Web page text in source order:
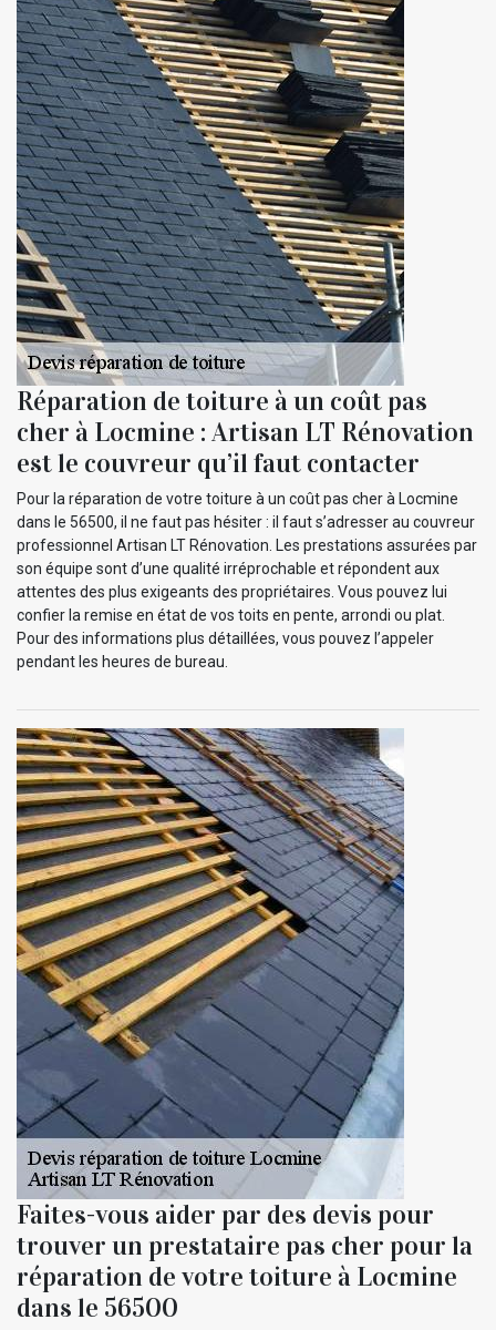
Réparation de toiture à un coût pas
cher à Locmine : Artisan LT Rénovation
est le couvreur qu’il faut contacter
Pour la réparation de votre toiture à un coût pas cher à Locmine
dans le 56500, il ne faut pas hésiter : il faut s’adresser au couvreur
professionnel Artisan LT Rénovation. Les prestations assurées par
son équipe sont d’une qualité irréprochable et répondent aux
attentes des plus exigeants des propriétaires. Vous pouvez lui
confier la remise en état de vos toits en pente, arrondi ou plat.
Pour des informations plus détaillées, vous pouvez l’appeler
pendant les heures de bureau.
Faites-vous aider par des devis pour
trouver un prestataire pas cher pour la
réparation de votre toiture à Locmine
dans le 56500